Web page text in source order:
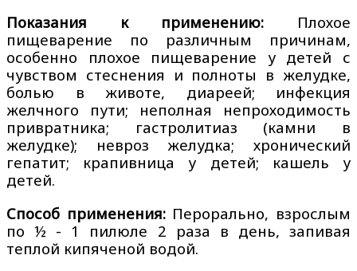
Показания к применению: Плохое
пищеварение по различным причинам,
особенно плохое пищеварение у детей с
чувством стеснения и полноты в желудке,
болью в животе, диареей; инфекция
желчного пути; неполная непроходимость
привратника; гастролитиаз (камни в
желудке); невроз желудка; хронический
гепатит; крапивница у детей; кашель у
детей.
Способ применения: Перорально, взрослым
по ½ - 1 пилюле 2 раза в день, запивая
теплой кипяченой водой.